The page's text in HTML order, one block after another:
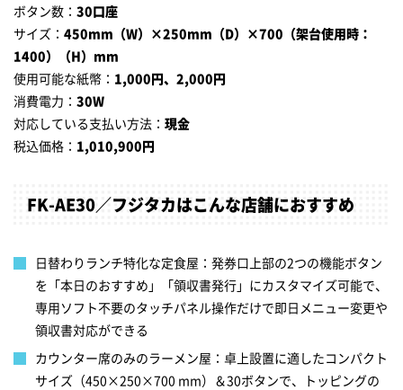
ボタン数： 30口座
サイズ： 450mm（W）×250mm（D）×700（架台使用時：
1400）（H）mm
使用可能な紙幣： 1,000円、2,000円
消費電力： 30W
対応している支払い方法： 現金
税込価格： 1,010,900円
FK-AE30／フジタカはこんな店舗におすすめ
日替わりランチ特化な定食屋：発券口上部の2つの機能ボタン
を「本日のおすすめ」「領収書発行」にカスタマイズ可能で、
専用ソフト不要のタッチパネル操作だけで即日メニュー変更や
領収書対応ができる
カウンター席のみのラーメン屋：卓上設置に適したコンパクト
サイズ（450×250×700 mm）＆30ボタンで、トッピングの